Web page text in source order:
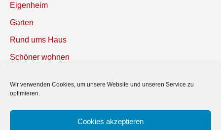
Wir verwenden Cookies, um unsere Website und unseren Service zu
optimieren.
Cookies akzeptieren
Eigenheim
Garten
Rund ums Haus
Schöner wohnen